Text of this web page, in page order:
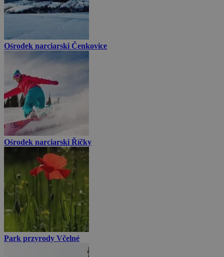
Ośrodek narciarski Čenkovice
Ośrodek narciarski Říčky
Park przyrody Včelné